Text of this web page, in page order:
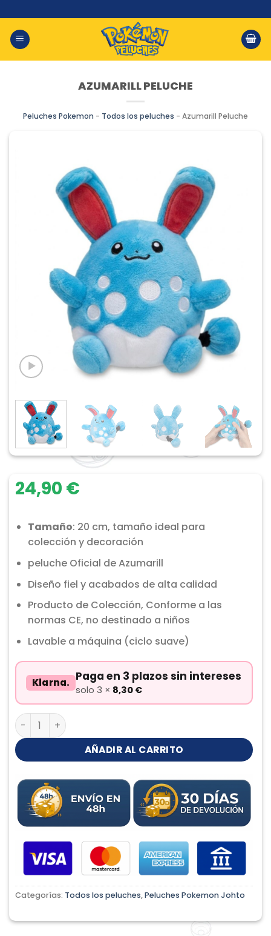
al
contenido
AZUMARILL PELUCHE
Peluches Pokemon - Todos los peluches - Azumarill Peluche
24,90 €
Tamaño: 20 cm, tamaño ideal para
colección y decoración
peluche Oficial de Azumarill
Diseño fiel y acabados de alta calidad
Producto de Colección, Conforme a las
normas CE, no destinado a niños
Lavable a máquina (ciclo suave)
Klarna. Paga en 3 plazos sin intereses
solo 3 × 8,30 €
Azumarill Peluche cantidad
AÑADIR AL CARRITO
Categorías: Todos los peluches,Peluches Pokemon Johto